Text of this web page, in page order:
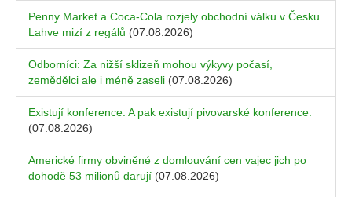
Penny Market a Coca-Cola rozjely obchodní válku v Česku.
Lahve mizí z regálů (07.08.2026)
Odborníci: Za nižší sklizeň mohou výkyvy počasí,
zemědělci ale i méně zaseli (07.08.2026)
Existují konference. A pak existují pivovarské konference.
(07.08.2026)
Americké firmy obviněné z domlouvání cen vajec jich po
dohodě 53 milionů darují (07.08.2026)